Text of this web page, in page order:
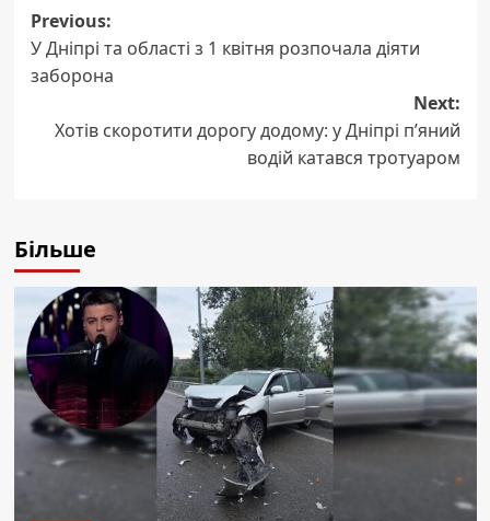
Post
navigation
Previous:
У Дніпрі та області з 1 квітня розпочала діяти
заборона
Next:
Хотів скоротити дорогу додому: у Дніпрі п’яний
водій катався тротуаром
Більше